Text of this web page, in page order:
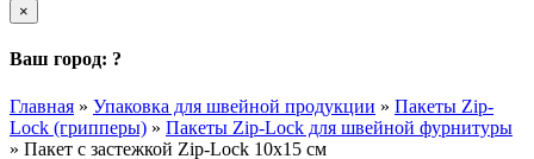
×
Ваш город: ?
Главная » Упаковка для швейной продукции » Пакеты Zip-
Loсk (грипперы) » Пакеты Zip-Loсk для швейной фурнитуры
» Пакет с застежкой Zip-Lock 10х15 см